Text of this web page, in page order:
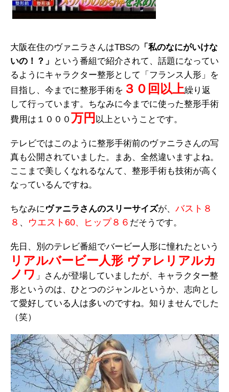
大阪在住のヴァニラさんはTBSの 「私のなにがいけな
いの！？」
という番組で紹介されて、話題になってい
るようにキャラクター整形として「フランス人形」を
目指し、今までに整形手術を ３０回以上繰り返
して行っています。ちなみに今までに使った整形手術
費用は１０００ 万円 以上ということです。
テレビではこのように整形手術前のヴァニラさんの写
真も公開されていました。まあ、全然違いますよね。
ここまで美しくなれるなんて、整形手術も技術が高く
なっているんですね。
ちなみにヴァニラさんのスリーサイズが、 バスト８
８ 、 ウエスト60、 ヒップ８６ だそうです。
先日、別のテレビ番組でバービー人形に憧れたという
リアルバービー人形 ヴァレリアルカ
ノワ 」さんが登場していましたが、キャラクター整
形というのは、ひとつのジャンルというか、志向とし
て愛好している人は多いのですね。知りませんでした
（笑）